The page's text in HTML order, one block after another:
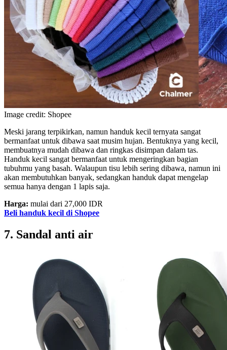
Image credit: Shopee
Meski jarang terpikirkan, namun handuk kecil ternyata sangat
bermanfaat untuk dibawa saat musim hujan. Bentuknya yang kecil,
membuatnya mudah dibawa dan ringkas disimpan dalam tas.
Handuk kecil sangat bermanfaat untuk mengeringkan bagian
tubuhmu yang basah. Walaupun tisu lebih sering dibawa, namun ini
akan membutuhkan banyak, sedangkan handuk dapat mengelap
semua hanya dengan 1 lapis saja.
Harga: mulai dari 27,000 IDR
Beli handuk kecil di Shopee
7. Sandal anti air